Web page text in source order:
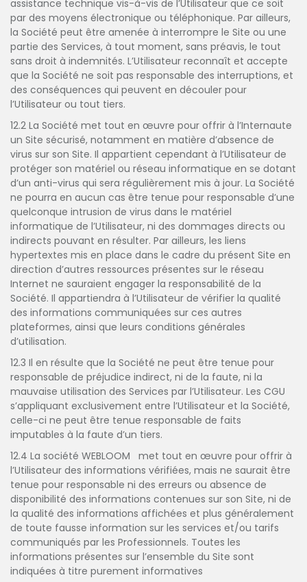
assistance technique vis-à-vis de l’Utilisateur que ce soit
par des moyens électronique ou téléphonique. Par ailleurs,
la Société peut être amenée à interrompre le Site ou une
partie des Services, à tout moment, sans préavis, le tout
sans droit à indemnités. L’Utilisateur reconnaît et accepte
que la Société ne soit pas responsable des interruptions, et
des conséquences qui peuvent en découler pour
l’Utilisateur ou tout tiers.
12.2 La Société met tout en œuvre pour offrir à l’Internaute
un Site sécurisé, notamment en matière d’absence de
virus sur son Site. Il appartient cependant à l’Utilisateur de
protéger son matériel ou réseau informatique en se dotant
d’un anti-virus qui sera régulièrement mis à jour. La Société
ne pourra en aucun cas être tenue pour responsable d’une
quelconque intrusion de virus dans le matériel
informatique de l’Utilisateur, ni des dommages directs ou
indirects pouvant en résulter. Par ailleurs, les liens
hypertextes mis en place dans le cadre du présent Site en
direction d’autres ressources présentes sur le réseau
Internet ne sauraient engager la responsabilité de la
Société. Il appartiendra à l’Utilisateur de vérifier la qualité
des informations communiquées sur ces autres
plateformes, ainsi que leurs conditions générales
d’utilisation.
12.3 Il en résulte que la Société ne peut être tenue pour
responsable de préjudice indirect, ni de la faute, ni la
mauvaise utilisation des Services par l’Utilisateur. Les CGU
s’appliquant exclusivement entre l’Utilisateur et la Société,
celle-ci ne peut être tenue responsable de faits
imputables à la faute d’un tiers.
12.4 La société WEBLOOM met tout en œuvre pour offrir à
l’Utilisateur des informations vérifiées, mais ne saurait être
tenue pour responsable ni des erreurs ou absence de
disponibilité des informations contenues sur son Site, ni de
la qualité des informations affichées et plus généralement
de toute fausse information sur les services et/ou tarifs
communiqués par les Professionnels. Toutes les
informations présentes sur l’ensemble du Site sont
indiquées à titre purement informatives